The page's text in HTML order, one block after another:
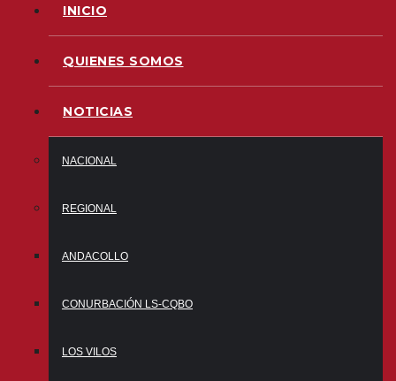
INICIO
QUIENES SOMOS
NOTICIAS
NACIONAL
REGIONAL
ANDACOLLO
CONURBACIÓN LS-CQBO
LOS VILOS